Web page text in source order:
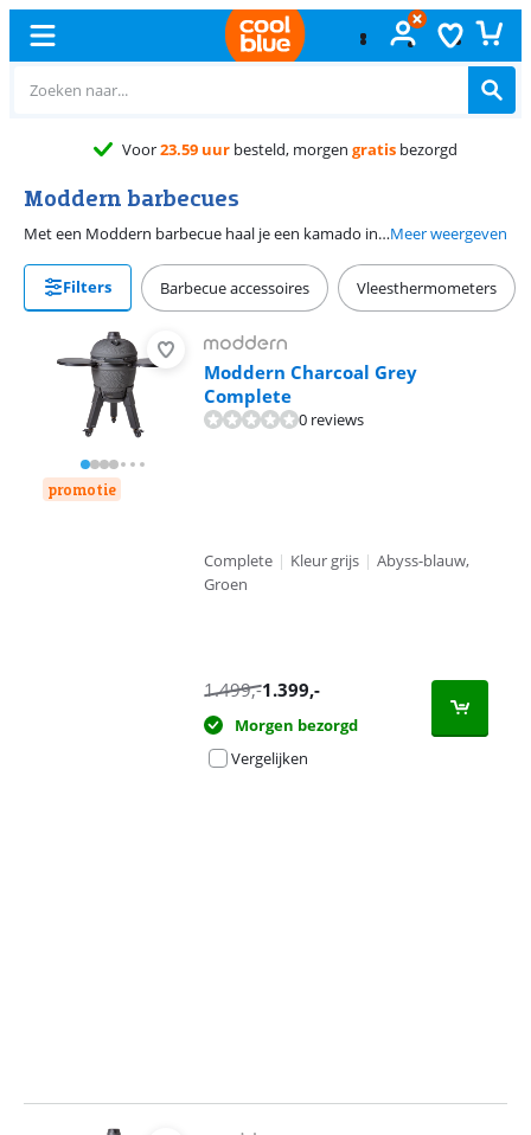
Voor23.59 uurbesteld, morgen gratisbezorgd
Moddern barbecues
Met een Moddern barbecue haal je een kamado in huis die mooi staat in elke tuin. Kies uit moderne, zwarte poten of warme, houten poten. De barbecue zelf is mat en grijs of groen van kleur. Op de 2 zijtafels heb je genoeg ruimte voor ingrediënten, kruiden en bijgerechten. Je krijgt ook een plate setter, waardoor je direct verschillende kooktechnieken gebruikt. Gril bijvoorbeeld direct boven het vuur of gebruik je Moddern kamado als oven.Meer weergeven
Filters Barbecue accessoires Vleesthermometers
promotie
Moddern Charcoal Grey
Complete
0 reviews
Complete | Kleur grijs | Abyss-blauw,
Groen
1.499,-1.399,-
Morgen bezorgd
Vergelijken